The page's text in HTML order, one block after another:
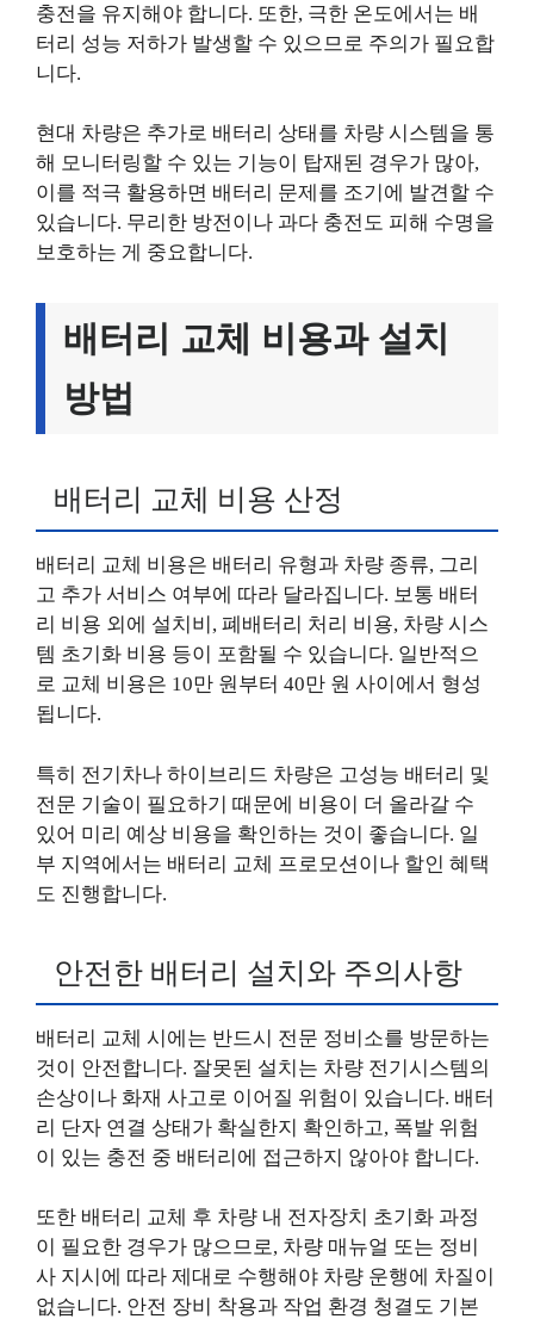
충전을 유지해야 합니다. 또한, 극한 온도에서는 배
터리 성능 저하가 발생할 수 있으므로 주의가 필요합
니다.
현대 차량은 추가로 배터리 상태를 차량 시스템을 통
해 모니터링할 수 있는 기능이 탑재된 경우가 많아,
이를 적극 활용하면 배터리 문제를 조기에 발견할 수
있습니다. 무리한 방전이나 과다 충전도 피해 수명을
보호하는 게 중요합니다.
배터리 교체 비용과 설치
방법
배터리 교체 비용 산정
배터리 교체 비용은 배터리 유형과 차량 종류, 그리
고 추가 서비스 여부에 따라 달라집니다. 보통 배터
리 비용 외에 설치비, 폐배터리 처리 비용, 차량 시스
템 초기화 비용 등이 포함될 수 있습니다. 일반적으
로 교체 비용은 10만 원부터 40만 원 사이에서 형성
됩니다.
특히 전기차나 하이브리드 차량은 고성능 배터리 및
전문 기술이 필요하기 때문에 비용이 더 올라갈 수
있어 미리 예상 비용을 확인하는 것이 좋습니다. 일
부 지역에서는 배터리 교체 프로모션이나 할인 혜택
도 진행합니다.
안전한 배터리 설치와 주의사항
배터리 교체 시에는 반드시 전문 정비소를 방문하는
것이 안전합니다. 잘못된 설치는 차량 전기시스템의
손상이나 화재 사고로 이어질 위험이 있습니다. 배터
리 단자 연결 상태가 확실한지 확인하고, 폭발 위험
이 있는 충전 중 배터리에 접근하지 않아야 합니다.
또한 배터리 교체 후 차량 내 전자장치 초기화 과정
이 필요한 경우가 많으므로, 차량 매뉴얼 또는 정비
사 지시에 따라 제대로 수행해야 차량 운행에 차질이
없습니다. 안전 장비 착용과 작업 환경 청결도 기본